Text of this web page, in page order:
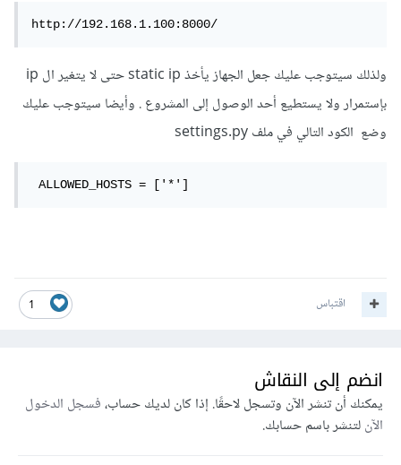
http://192.168.1.100:8000/
ولذلك سيتوجب عليك جعل الجهاز يأخذ static ip حتى لا يتغير ال ip
بإستمرار ولا يستطيع أحد الوصول إلى المشروع . وأيضا سيتوجب عليك
وضع الكود التالي في ملف settings.py
ALLOWED_HOSTS = ['*']
1 اقتباس
انضم إلى النقاش
يمكنك أن تنشر الآن وتسجل لاحقًا. إذا كان لديك حساب،فسجل الدخول
الآنلتنشر باسم حسابك.